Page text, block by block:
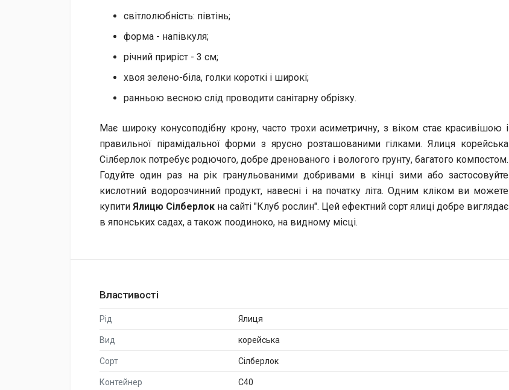
світлолюбність: півтінь;
форма - напівкуля;
річний приріст - 3 см;
хвоя зелено-біла, голки короткі і широкі;
ранньою весною слід проводити санітарну обрізку.
Має широку конусоподібну крону, часто трохи асиметричну, з віком стає красивішою і
правильної пірамідальної форми з ярусно розташованими гілками. Ялиця корейська
Сілберлок потребує родючого, добре дренованого і вологого грунту, багатого компостом.
Годуйте один раз на рік гранульованими добривами в кінці зими або застосовуйте
кислотний водорозчинний продукт, навесні і на початку літа. Одним кліком ви можете
купитиЯлицю Сілберлок на сайті "Клуб рослин". Цей ефектний сорт ялиці добре виглядає
в японських садах, а також поодиноко, на видному місці.
Властивості
Рід Ялиця
Вид корейська
Сорт Сілберлок
Контейнер C40